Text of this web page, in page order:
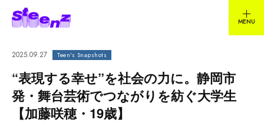
2025.09.27 Teen's Snapshots
“表現する幸せ”を社会の力に。静岡市
発・舞台芸術でつながりを紡ぐ大学生
【加藤咲穂・19歳】